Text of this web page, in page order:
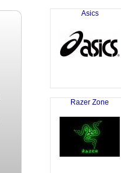
Asics
Razer Zone